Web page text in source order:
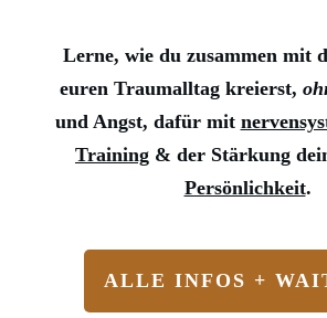
Lerne, wie du zusammen mit
euren Traumalltag kreierst,
und Angst, dafür mit
Training & der Stärkung
Persönlichkeit.
ALLE INFOS +